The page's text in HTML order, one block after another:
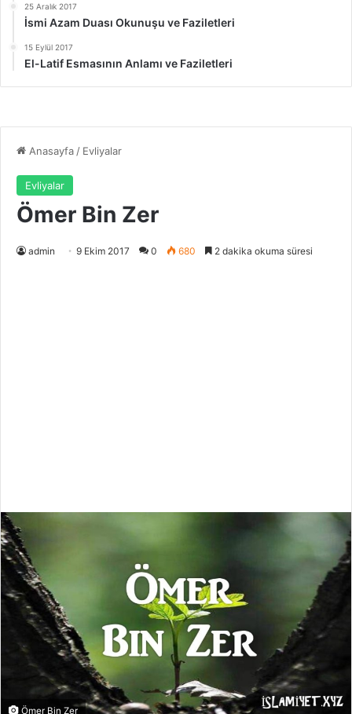
25 Aralık 2017
İsmi Azam Duası Okunuşu ve Faziletleri
15 Eylül 2017
El-Latif Esmasının Anlamı ve Faziletleri